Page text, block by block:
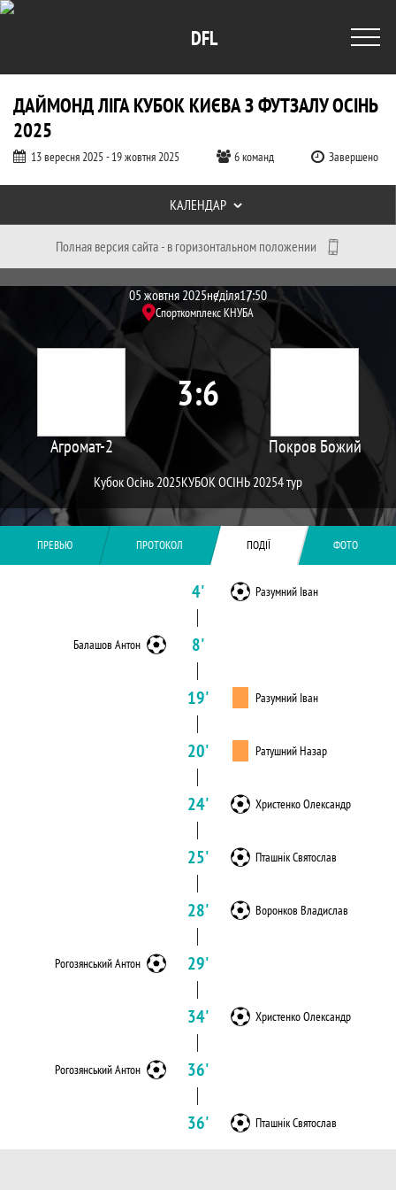
DFL
ДАЙМОНД ЛІГА КУБОК КИЄВА З ФУТЗАЛУ ОСІНЬ
2025
13 вересня 2025 - 19 жовтня 2025 6 команд Завершено
Полная версия сайта - в горизонтальном положении
Протокол и события матча Агромат-
Матч
05 жовтня 2025неділя17:50
Спорткомплекс КНУБА
Агромат-2
3 6
Покров Божий
Кубок Осінь 2025КУБОК ОСІНЬ 20254 тур
ПРЕВЬЮ ПРОТОКОЛ ПОДІЇ ФОТО
4' Разумний Іван
Балашов Антон 8'
19' Разумний Іван
20' Ратушний Назар
24' Христенко Олександр
25' Пташнік Святослав
28' Воронков Владислав
Рогозянський Антон 29'
34' Христенко Олександр
Рогозянський Антон 36'
36' Пташнік Святослав
КАЛЕНДАР
Таблиці турніру